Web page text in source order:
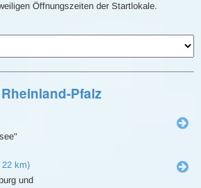
Öffnungszeiten der Startlokale.
Pfalz
22 km)
und